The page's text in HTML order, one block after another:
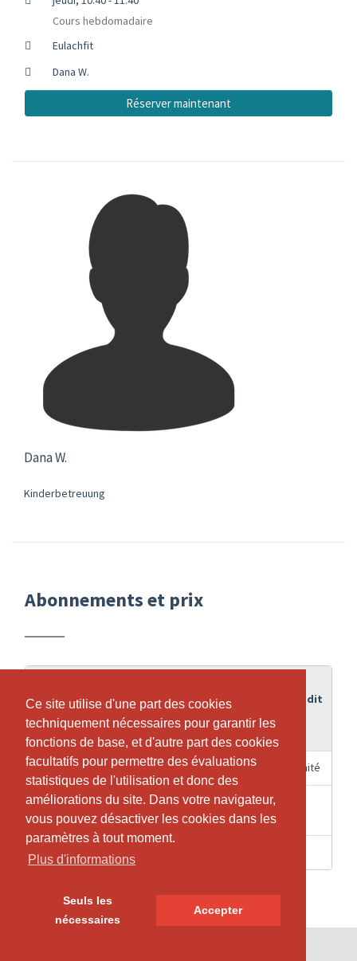
Ce site utilise d'une part des cookies
techniquement nécessaires pour garantir les
fonctions de base, et d'autre part des cookies
facultatifs pour permettre des évaluations
statistiques de l'utilisation et donc des
améliorations du site. Dans votre navigateur,
vous pouvez désactiver les cookies dans les
paramètres à tout moment.
Plus d'informations
Seuls les
nécessaires
Accepter
Ce site utilise d'une part des cookies
techniquement nécessaires pour garantir les
fonctions de base, et d'autre part des cookies
facultatifs pour permettre des évaluations
statistiques de l'utilisation et donc des
améliorations du site. Dans votre navigateur,
vous pouvez désactiver les cookies dans les
paramètres à tout moment.
Plus d'informations
Seuls les
nécessaires
Accepter
Cours hebdomadaire
Eulachfit
Dana W.
Réserver maintenant
Dana W.
Kinderbetreuung
Abonnements et prix
Abonnement
validité
Crédit
Kinderbetreuung 12-Monatsabo 12 Mois Illimité
Kinderbetreuung Einzeleintritt
1
Heures
RÜCKBILDUNG Babybetreuung